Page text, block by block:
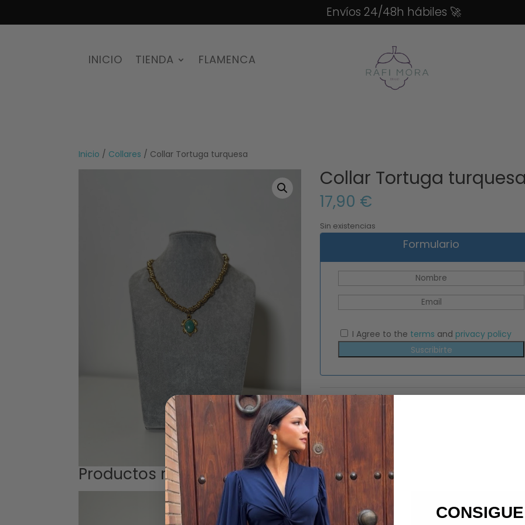
Envíos 24/48h hábiles 🚀
INICIO TIENDA FLAMENCA
Inicio / Collares / Collar Tortuga turquesa
Collar Tortuga
17,90 €
Sin existencias
Formulario
I Agree to the terms and privacy policy
Suscribirte
Categoría:Collares
Productos relacionados